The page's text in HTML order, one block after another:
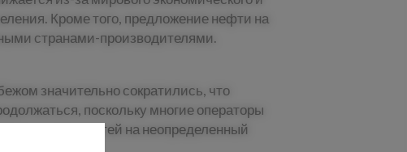
Кроме того, предложение нефти на
странами-производителями.
значительно сократились, что
поскольку многие операторы
мощностей на неопределенный